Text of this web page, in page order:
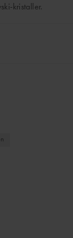
kristaller.